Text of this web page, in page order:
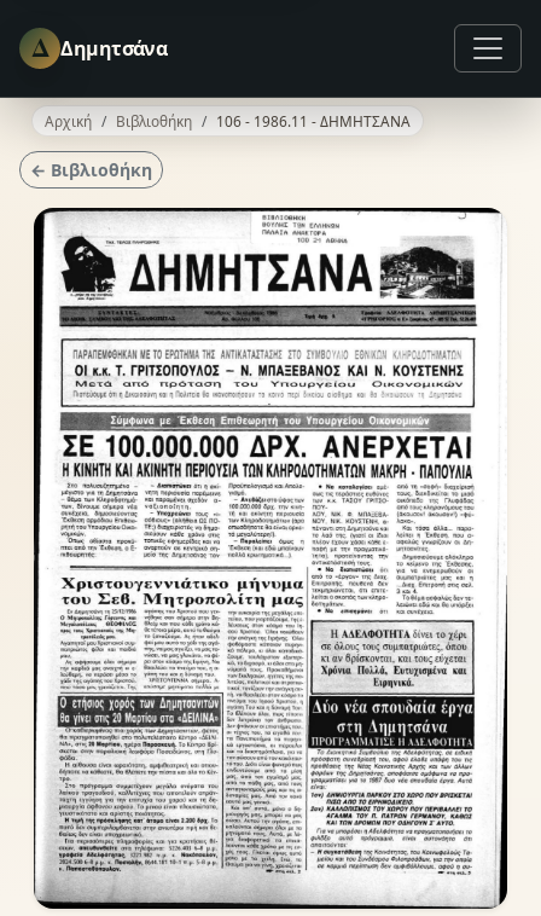
Δ Δημητσάνα
Αρχική Βιβλιοθήκη 106 - 1986.11 - ΔΗΜΗΤΣΑΝΑ
← Βιβλιοθήκη